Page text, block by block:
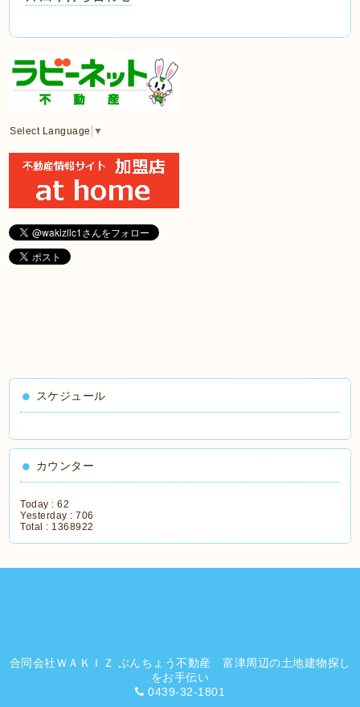
Select Language ▼
スケジュール
カウンター
Today :62
Yesterday :706
Total : 1368922
合同会社ＷＡＫＩＺ ぶんちょう不動産 富津周辺の土地建物探し
をお手伝い
0439-32-1801